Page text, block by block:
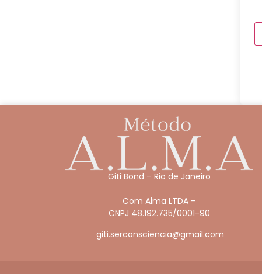
Giti Bond – Rio de Janeiro
Com Alma LTDA –
CNPJ 48.192.735/0001-90
giti.serconsciencia@gmail.com